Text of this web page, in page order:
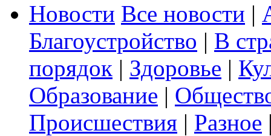
Новости Все новости |
Благоустройство | В
порядок | Здоровье |
Образование |
Происшествия | Разное